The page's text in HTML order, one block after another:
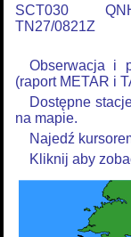
SCT030
TN27/0821Z
Obserwacja i
(raport METAR i
Dostępne
na mapie.
Najedź
Kliknij aby